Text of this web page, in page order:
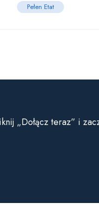
Pełen Etat
„Dołącz teraz” i